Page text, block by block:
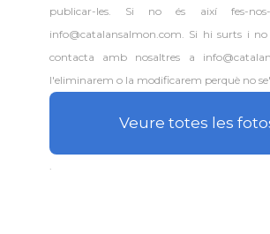
publicar-les. Si no és així fes-
info@catalansalmon.com. Si hi surts i no
contacta amb nosaltres a
l'eliminarem o la modificarem perquè no
Veure totes les